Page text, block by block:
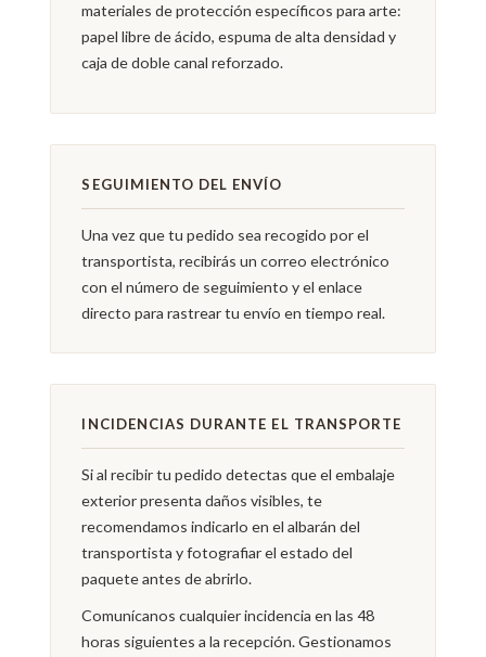
materiales de protección específicos para arte:
papel libre de ácido, espuma de alta densidad y
caja de doble canal reforzado.
SEGUIMIENTO DEL ENVÍO
Una vez que tu pedido sea recogido por el
transportista, recibirás un correo electrónico
con el número de seguimiento y el enlace
directo para rastrear tu envío en tiempo real.
INCIDENCIAS DURANTE EL TRANSPORTE
Si al recibir tu pedido detectas que el embalaje
exterior presenta daños visibles, te
recomendamos indicarlo en el albarán del
transportista y fotografiar el estado del
paquete antes de abrirlo.
Comunícanos cualquier incidencia en las 48
horas siguientes a la recepción. Gestionamos